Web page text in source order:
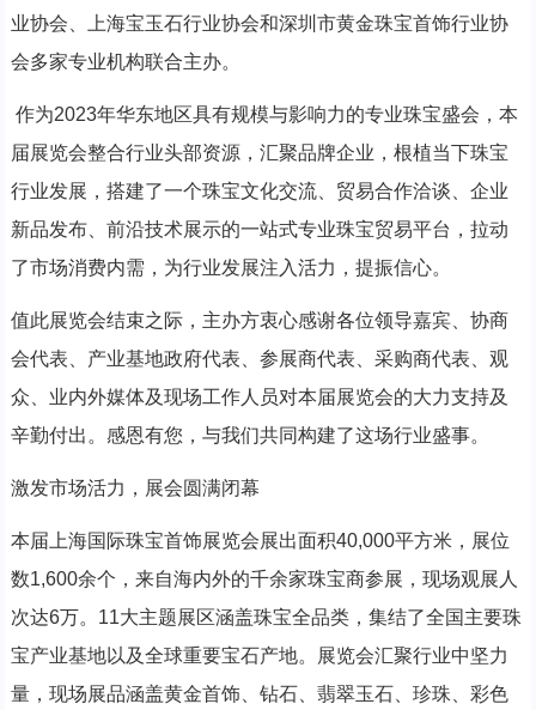
业协会、上海宝玉石行业协会和深圳市黄金珠宝首饰行业协
会多家专业机构联合主办。
作为2023年华东地区具有规模与影响力的专业珠宝盛会，本
届展览会整合行业头部资源，汇聚品牌企业，根植当下珠宝
行业发展，搭建了一个珠宝文化交流、贸易合作洽谈、企业
新品发布、前沿技术展示的一站式专业珠宝贸易平台，拉动
了市场消费内需，为行业发展注入活力，提振信心。
值此展览会结束之际，主办方衷心感谢各位领导嘉宾、协商
会代表、产业基地政府代表、参展商代表、采购商代表、观
众、业内外媒体及现场工作人员对本届展览会的大力支持及
辛勤付出。感恩有您，与我们共同构建了这场行业盛事。
激发市场活力，展会圆满闭幕
本届上海国际珠宝首饰展览会展出面积40,000平方米，展位
数1,600余个，来自海内外的千余家珠宝商参展，现场观展人
次达6万。11大主题展区涵盖珠宝全品类，集结了全国主要珠
宝产业基地以及全球重要宝石产地。展览会汇聚行业中坚力
量，现场展品涵盖黄金首饰、钻石、翡翠玉石、珍珠、彩色